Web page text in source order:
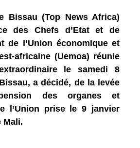
Bissau (Top News Africa)
des Chefs d’Etat et de
de l’Union économique et
africaine (Uemoa) réunie
le samedi 8
a décidé, de la levée
des organes et
l’Union prise le 9 janvier
Mali.